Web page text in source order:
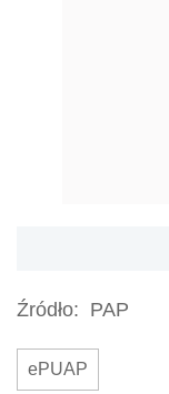
Źródło: PAP
ePUAP